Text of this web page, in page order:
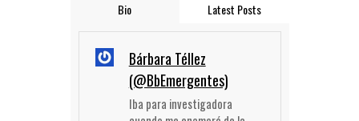
Bio Latest Posts
Bárbara Téllez
(@BbEmergentes)
Iba para investigadora